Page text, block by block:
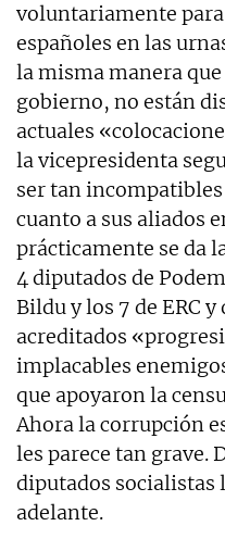
voluntariamente
españoles en las
la misma manera
gobierno, no están
actuales
la vicepresidenta
ser tan
cuanto a sus aliados
prácticamente se da
4 diputados de
Bildu y los 7 de ERC
acreditados
implacables
que apoyaron la
Ahora la corrupción
les parece tan grave.
diputados socialistas
adelante.